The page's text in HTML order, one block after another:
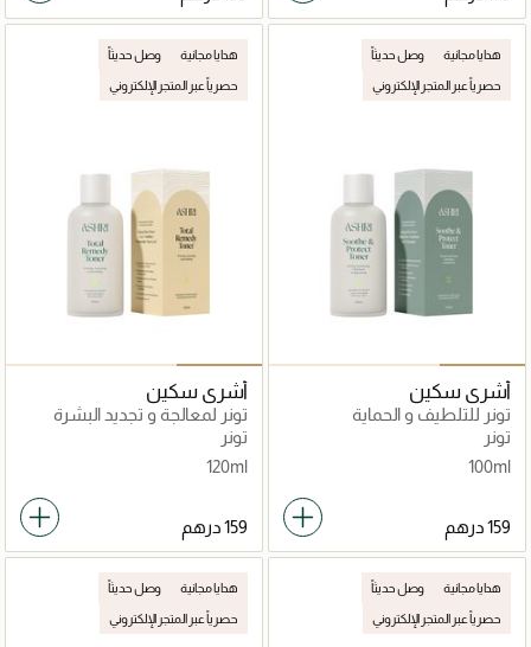
هدايا مجانية وصل حديثاً
حصرياً عبر المتجر الإلكتروني
أشري سكين
تونر للتلطيف و الحماية
تونر
100ml
هدايا مجانية وصل حديثاً
حصرياً عبر المتجر الإلكتروني
أشري سكين
تونر لمعالجة و تجديد البشرة
الكاملة
تونر
120ml
هدايا مجانية وصل حديثاً
حصرياً عبر المتجر الإلكتروني
هدايا مجانية وصل حديثاً
حصرياً عبر المتجر الإلكتروني